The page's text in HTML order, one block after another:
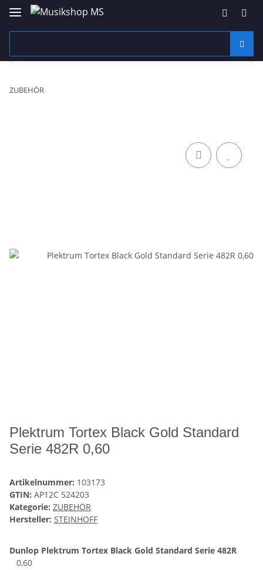
ZUBEHÖR
Plektrum Tortex Black Gold Standard
Serie 482R 0,60
Artikelnummer: 103173
GTIN: AP12C 524203
Kategorie: ZUBEHÖR
Hersteller: STEINHOFF
Dunlop Plektrum Tortex Black Gold Standard Serie 482R
0,60